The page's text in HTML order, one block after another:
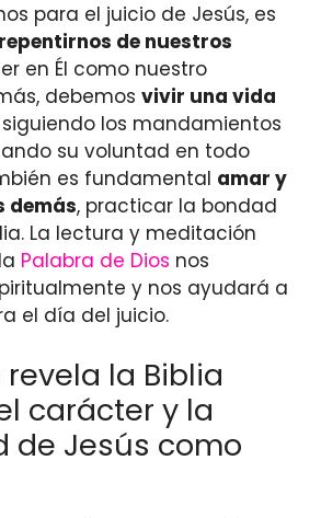
para el juicio de Jesús, es
de nuestros
en Él como nuestro
debemos vivir una vida
siguiendo los mandamientos
su voluntad en todo
es fundamental amar y
demás, practicar la bondad
La lectura y meditación
Palabra de Dios nos
y nos ayudará a
el día del juicio.
revela la Biblia
carácter y la
de Jesús como